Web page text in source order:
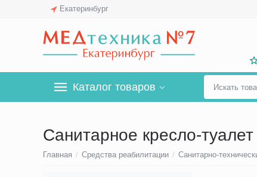
Екатеринбург
Каталог товаров
Санитарное кресло-туалет
Главная / Средства реабилитации / Санитарно-